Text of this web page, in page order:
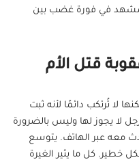
في فورة غضب بين
قتل الأم
لا تُرتكب دائمًا لأنه ثبت
رجل لا يجوز لها وليس بالضرورة
معه عبر الهاتف. يتوسع
كل ما يثير الغيرة